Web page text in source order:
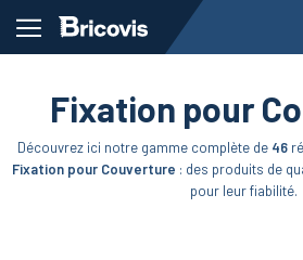
Fixation pour
Découvrez ici notre gamme complète de 46
Fixation pour Couverture : des produits de
pour leur fiabilité.